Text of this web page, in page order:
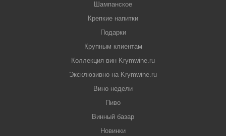
Шампанское
Крепкие напитки
Подарки
Крупным клиентам
Коллекция вин Krymwine.ru
Эксклюзивно на Krymwine.ru
Вино недели
Пиво
Винный базар
Новинки